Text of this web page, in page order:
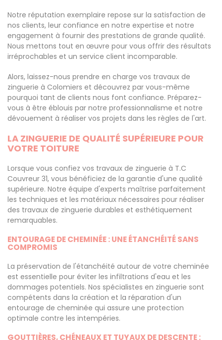
Notre réputation exemplaire repose sur la satisfaction de
nos clients, leur confiance en notre expertise et notre
engagement à fournir des prestations de grande qualité.
Nous mettons tout en œuvre pour vous offrir des résultats
irréprochables et un service client incomparable.
Alors, laissez-nous prendre en charge vos travaux de
zinguerie à Colomiers et découvrez par vous-même
pourquoi tant de clients nous font confiance. Préparez-
vous à être éblouis par notre professionnalisme et notre
dévouement à réaliser vos projets dans les règles de l'art.
LA ZINGUERIE DE QUALITÉ SUPÉRIEURE POUR
VOTRE TOITURE
Lorsque vous confiez vos travaux de zinguerie à T.C
Couvreur 31, vous bénéficiez de la garantie d'une qualité
supérieure. Notre équipe d'experts maîtrise parfaitement
les techniques et les matériaux nécessaires pour réaliser
des travaux de zinguerie durables et esthétiquement
remarquables.
ENTOURAGE DE CHEMINÉE : UNE ÉTANCHÉITÉ SANS
COMPROMIS
La préservation de l'étanchéité autour de votre cheminée
est essentielle pour éviter les infiltrations d'eau et les
dommages potentiels. Nos spécialistes en zinguerie sont
compétents dans la création et la réparation d'un
entourage de cheminée qui assure une protection
optimale contre les intempéries.
GOUTTIÈRES, CHÉNEAUX ET TUYAUX DE DESCENTE :